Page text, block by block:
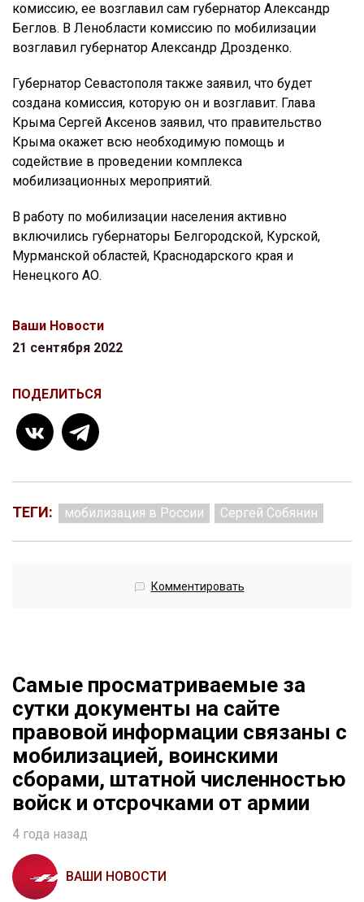
комиссию, ее возглавил сам губернатор Александр
Беглов. В Ленобласти комиссию по мобилизации
возглавил губернатор Александр Дрозденко.
Губернатор Севастополя также заявил, что будет
создана комиссия, которую он и возглавит. Глава
Крыма Сергей Аксенов заявил, что правительство
Крыма окажет всю необходимую помощь и
содействие в проведении комплекса
мобилизационных мероприятий.
В работу по мобилизации населения активно
включились губернаторы Белгородской, Курской,
Мурманской областей, Краснодарского края и
Ненецкого АО.
Ваши Новости
21 сентября 2022
ПОДЕЛИТЬСЯ
ТЕГИ: мобилизация в России Сергей Собянин
Комментировать
Самые просматриваемые за
сутки документы на сайте
правовой информации связаны с
мобилизацией, воинскими
сборами, штатной численностью
войск и отсрочками от армии
4 года назад
ВАШИ НОВОСТИ